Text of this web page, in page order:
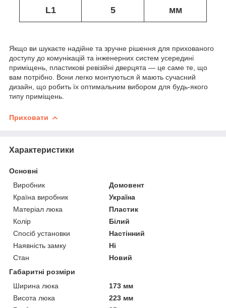
L1 5 мм
Якщо ви шукаєте надійне та зручне рішення для прихованого
доступу до комунікацій та інженерних систем усередині
приміщень, пластикові ревізійні дверцята — це саме те, що
вам потрібно. Вони легко монтуються й мають сучасний
дизайн, що робить їх оптимальним вибором для будь-якого
типу приміщень.
Приховати
Характеристики
Основні
Виробник
Домовент
Країна виробник
Україна
Матеріал люка
Пластик
Колір
Білий
Спосіб установки
Настінний
Наявність замку
Ні
Стан
Новий
Габаритні розміри
Ширина люка
173 мм
Висота люка
223 мм